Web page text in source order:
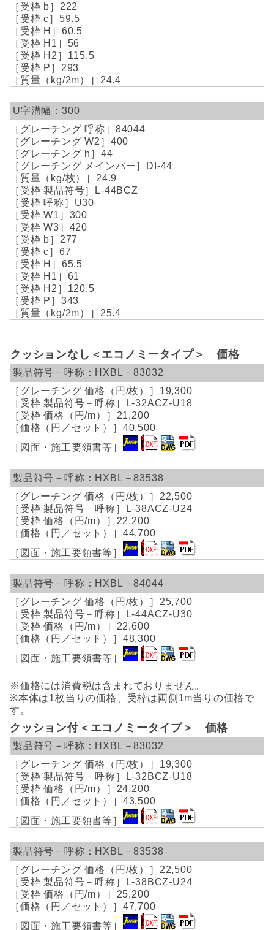
222
59.5
60.5
56
115.5
293
24.4
300
84044
400
44
DI-44
24.9
L-44BCZ
U30
300
420
277
67
65.5
61
120.5
343
25.4
クッションなし＜エコノミータイプ＞ 価格
HXBL－83032
19,300
L-32ACZ-U18
21,200
40,500
HXBL－83538
22,500
L-38ACZ-U24
22,200
44,700
HXBL－84044
25,700
L-44ACZ-U30
22,600
48,300
※価格には消費税は含まれておりません。
※本体は1枚当りの価格、受枠は両側1m当りの価格で
す。
クッション付＜エコノミータイプ＞ 価格
HXBL－83032
19,300
L-32BCZ-U18
24,200
43,500
HXBL－83538
22,500
L-38BCZ-U24
25,200
47,700